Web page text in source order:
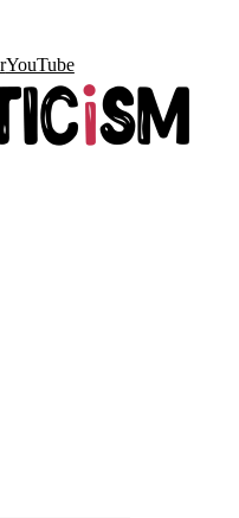
YouTube